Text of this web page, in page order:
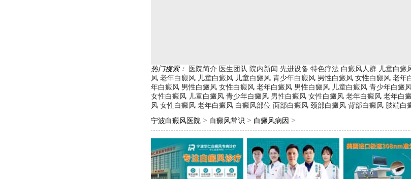
热门搜索： 医院简介 医生团队 院内新闻 先进设备 特色疗法 白癜风人群 儿童白癜
风 老年白癜风 儿童白癜风 儿童白癜风 青少年白癜风 男性白癜风 女性白癜风 老年
年白癜风 男性白癜风 女性白癜风 老年白癜风 男性白癜风 儿童白癜风 青少年白癜
女性白癜风 儿童白癜风 青少年白癜风 男性白癜风 女性白癜风 老年白癜风 老年白
风 女性白癜风 老年白癜风 白癜风部位 面部白癜风 颈部白癜风 背部白癜风 肢端白
宁波白癜风医院 > 白癜风常识 > 白癜风病因 >